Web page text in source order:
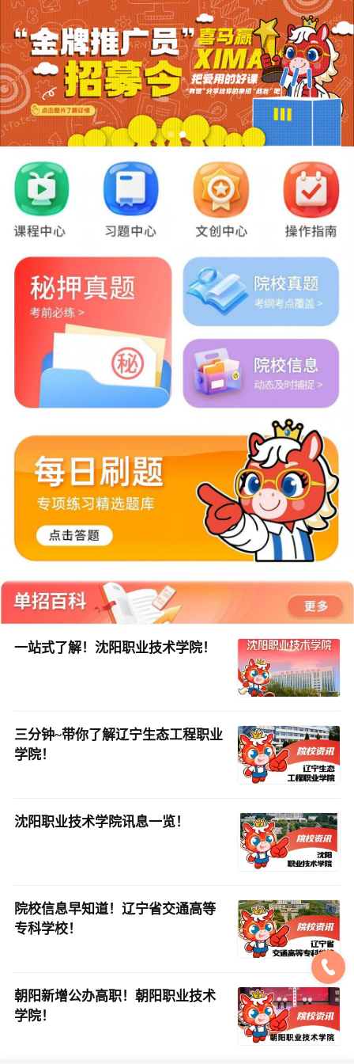
一站式了解！沈阳职业技术学院！
三分钟~带你了解辽宁生态工程职业
学院！
沈阳职业技术学院讯息一览！
院校信息早知道！辽宁省交通高等
专科学校！
朝阳新增公办高职！朝阳职业技术
学院！